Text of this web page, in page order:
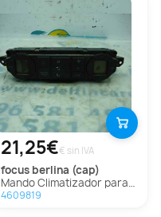
21,25€€ sin IVA
focus berlina (cap)
Mando Climatizador para Ford Focus Berlina (Cap)
4609819